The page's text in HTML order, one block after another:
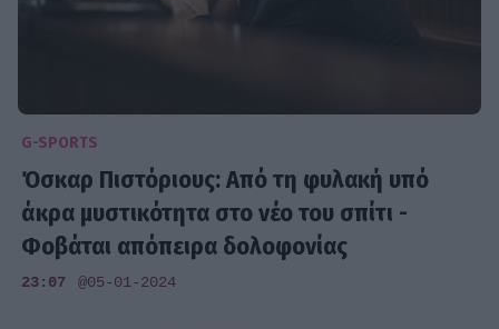
G-SPORTS
Όσκαρ Πιστόριους: Από τη φυλακή υπό
άκρα μυστικότητα στο νέο του σπίτι -
Φοβάται απόπειρα δολοφονίας
23:07 @05-01-2024